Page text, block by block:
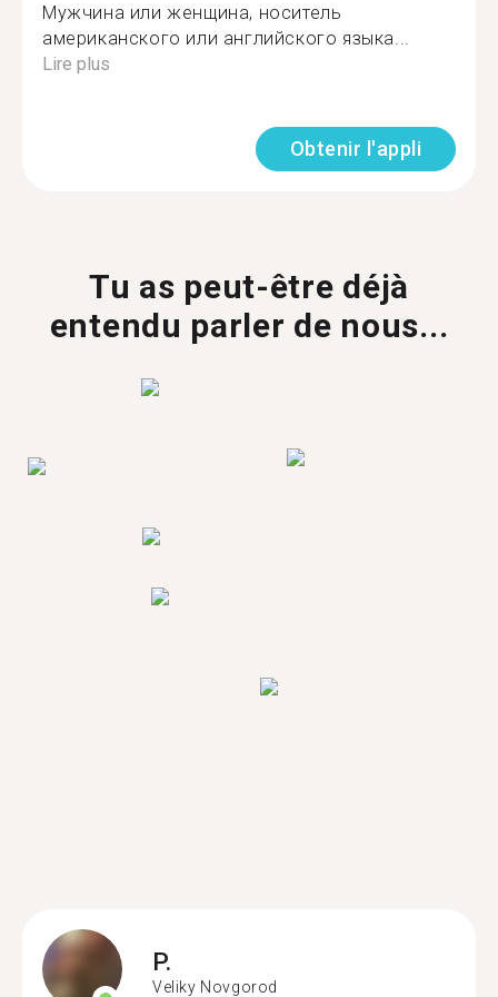
Мужчина или женщина, носитель
американского или английского языка...
Lire plus
Obtenir l'appli
Tu as peut-être déjà
entendu parler de nous...
P.
Veliky Novgorod